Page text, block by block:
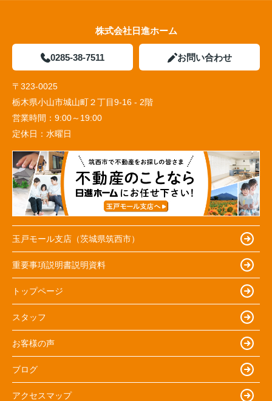
株式会社日進ホーム
0285-38-7511 お問い合わせ
〒323-0025
栃木県小山市城山町２丁目9-16 - 2階
営業時間： 9:00～19:00
定休日： 水曜日
玉戸モール支店（茨城県筑西市）
重要事項説明書説明資料
トップページ
スタッフ
お客様の声
ブログ
アクセスマップ